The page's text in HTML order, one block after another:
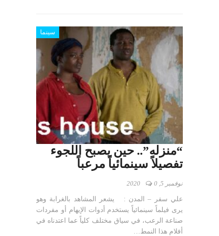
سينما
“منزله”.. حين يصبح اللجوء
تفصيلاً سينمائياً مرعباً
نوفمبر 5, 2020 0
علي سفر – المدن : يشعر المشاهد بالغرابة وهو
يرى فيلماً سينمائياً يستخدم أدوات الإيهام أو مفردات
صناعة الرعب، في سياق مختلف كلياً عما اعتدناه في
أفلام هذا النمط…